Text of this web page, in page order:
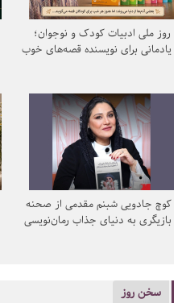
روز ملی ادبیات کودک و نوجوان؛
یادمانی برای نویسنده قصه‌های خوب
کوچ جادویی شبنم مقدمی از صحنه
بازیگری به دنیای جذاب رمان‌نویسی
سخن روز